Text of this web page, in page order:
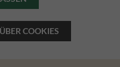
COOKIES